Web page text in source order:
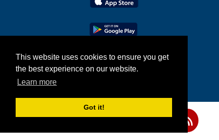
This website uses cookies to ensure you get
the best experience on our website.
Learn more
Got it!
Teilen Sie uns Ihre Meinung